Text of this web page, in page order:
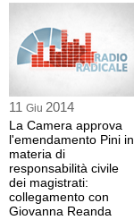
11 Giu 2014
La Camera approva
l'emendamento Pini in
materia di
responsabilità civile
dei magistrati:
collegamento con
Giovanna Reanda